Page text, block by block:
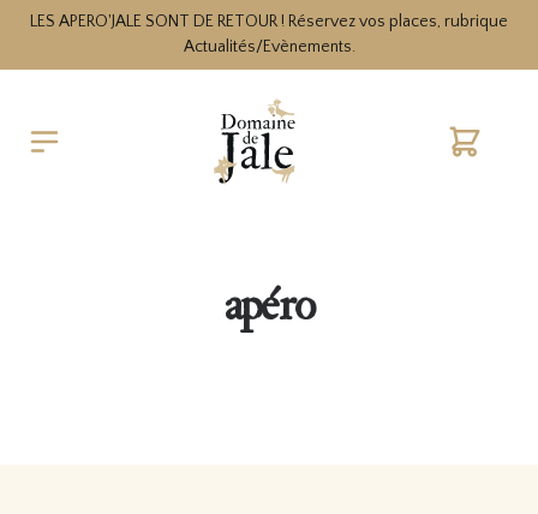
LES APERO'JALE SONT DE RETOUR ! Réservez vos places, rubrique
Actualités/Evènements.
Cart
apéro